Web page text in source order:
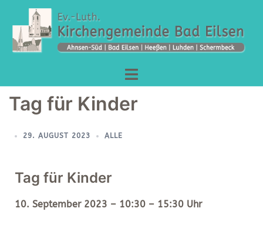
Tag für Kinder
29. AUGUST 2023 ALLE
Tag für Kinder
10. September 2023 – 10:30 – 15:30 Uhr